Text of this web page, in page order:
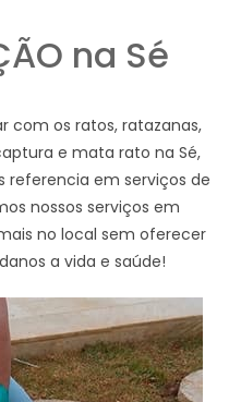
na Sé
com os ratos, ratazanas,
e mata rato na Sé,
referencia em serviços de
nossos serviços em
no local sem oferecer
a vida e saúde!